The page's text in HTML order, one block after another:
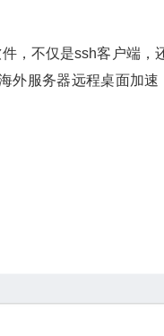
，不仅是ssh客户端，
外服务器远程桌面加